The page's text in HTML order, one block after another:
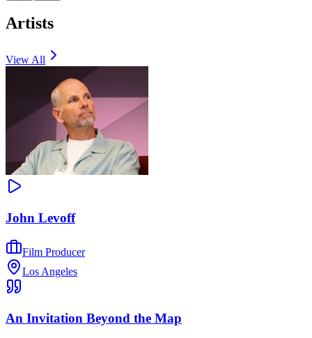
Artists
View All
John Levoff
Film Producer
Los Angeles
An Invitation Beyond the Map